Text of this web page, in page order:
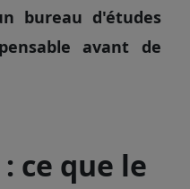
bureau d'études
avant de
ce que le